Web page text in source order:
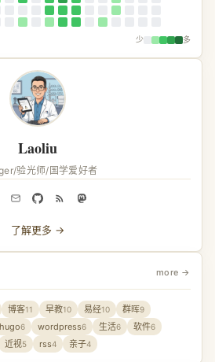
少 多
Laoliu
验光师/国学爱好者
了解更多 →
more →
博客11 早教10 易经10 群晖9
hugo6 wordpress6 生活6 软件6
近视5 rss4 亲子4